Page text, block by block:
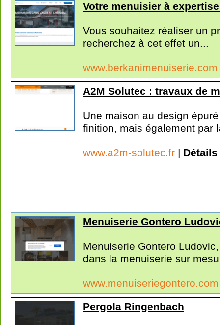
Votre menuisier à
Vous souhaitez réaliser un
recherchez à cet effet un...
www.berkanimenuiserie.com
A2M Solutec : travaux de
Une maison au design
finition, mais également par
www.a2m-solutec.fr | Détails
Menuiserie Gontero
Menuiserie Gontero
dans la menuiserie sur
Pergola Ringenbach